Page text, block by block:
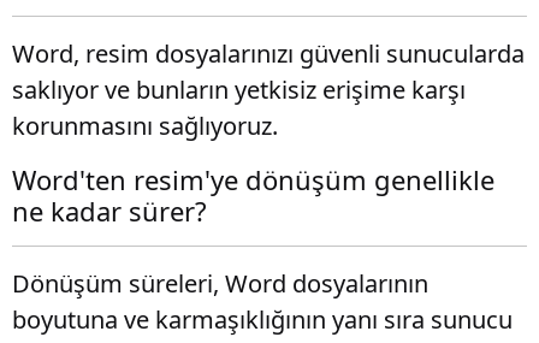
Word, resim dosyalarınızı güvenli sunucularda
saklıyor ve bunların yetkisiz erişime karşı
korunmasını sağlıyoruz.
Word'ten resim'ye dönüşüm genellikle
ne kadar sürer?
Dönüşüm süreleri, Word dosyalarının
boyutuna ve karmaşıklığının yanı sıra sunucu